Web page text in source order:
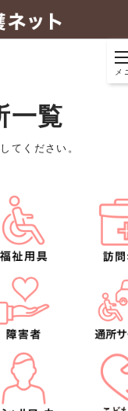
メ
一覧
てください。